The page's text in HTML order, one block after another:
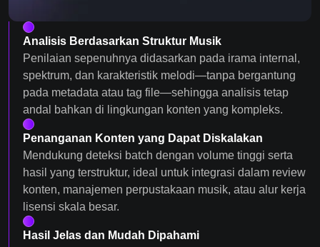
Analisis Berdasarkan Struktur Musik
Penilaian sepenuhnya didasarkan pada irama internal,
spektrum, dan karakteristik melodi—tanpa bergantung
pada metadata atau tag file—sehingga analisis tetap
andal bahkan di lingkungan konten yang kompleks.
Penanganan Konten yang Dapat Diskalakan
Mendukung deteksi batch dengan volume tinggi serta
hasil yang terstruktur, ideal untuk integrasi dalam review
konten, manajemen perpustakaan musik, atau alur kerja
lisensi skala besar.
Hasil Jelas dan Mudah Dipahami